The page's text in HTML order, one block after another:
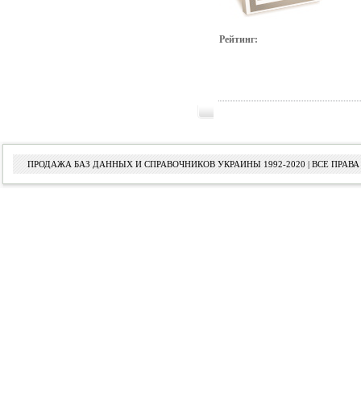
Рейтинг:
ПРОДАЖА БАЗ ДАННЫХ И СПРАВОЧНИКОВ УКРАИНЫ 1992-2020 | ВСЕ